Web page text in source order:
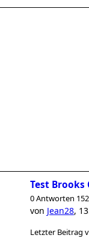
Test Brooks
0 Antworten
von Jean28,
Letzter Beitrag